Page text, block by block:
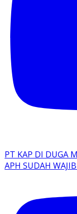
PT KAP DI DUGA
APH SUDAH